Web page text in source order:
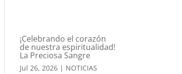
¡Celebrando el corazón
de nuestra espiritualidad!
La Preciosa Sangre
Jul 26, 2026 | NOTICIAS